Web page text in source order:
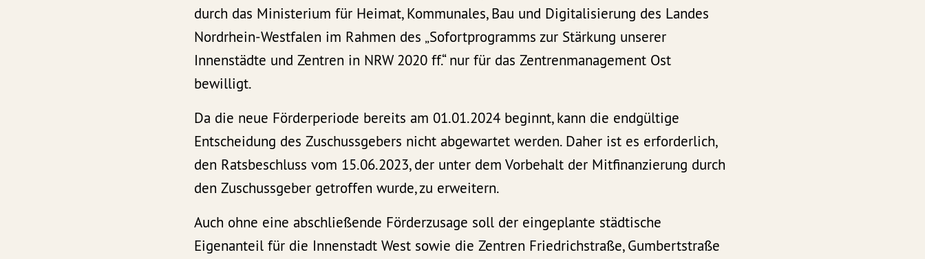
durch das Ministerium für Heimat, Kommunales, Bau und Digitalisierung des Landes
Nordrhein-Westfalen im Rahmen des „Sofortprogramms zur Stärkung unserer
Innenstädte und Zentren in NRW 2020 ff.“ nur für das Zentrenmanagement Ost
bewilligt.
Da die neue Förderperiode bereits am 01.01.2024 beginnt, kann die endgültige
Entscheidung des Zuschussgebers nicht abgewartet werden. Daher ist es erforderlich,
den Ratsbeschluss vom 15.06.2023, der unter dem Vorbehalt der Mitfinanzierung durch
den Zuschussgeber getroffen wurde, zu erweitern.
Auch ohne eine abschließende Förderzusage soll der eingeplante städtische
Eigenanteil für die Innenstadt West sowie die Zentren Friedrichstraße, Gumbertstraße